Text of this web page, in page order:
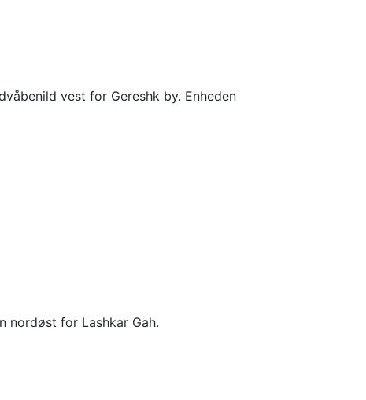
vest for Gereshk by. Enheden
nordøst for Lashkar Gah.